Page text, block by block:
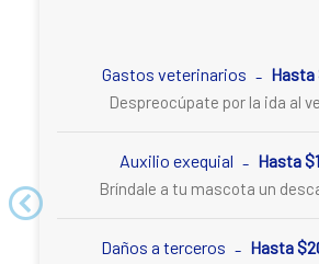
Gastos veterinarios -
Despreocúpate por la ida al
Auxilio exequial - Hasta
Bríndale a tu mascota un
Daños a terceros - Hasta